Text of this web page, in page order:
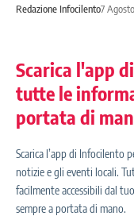
Redazione Infocilento7
Scarica l'app
tutte le
portata di
Scarica l’app di Infocilento
notizie e gli eventi locali.
facilmente accessibili dal
sempre a portata di mano.